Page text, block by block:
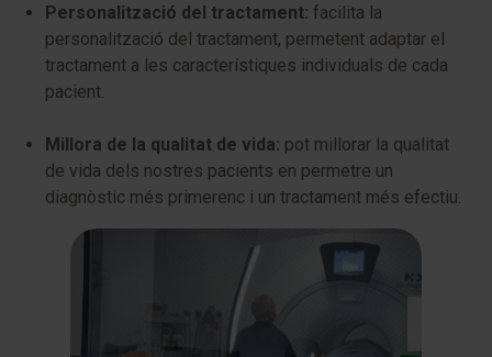
Personalització del tractament: facilita la
personalització del tractament, permetent adaptar el
tractament a les característiques individuals de cada
pacient.
Millora de la qualitat de vida: pot millorar la qualitat
de vida dels nostres pacients en permetre un
diagnòstic més primerenc i un tractament més efectiu.